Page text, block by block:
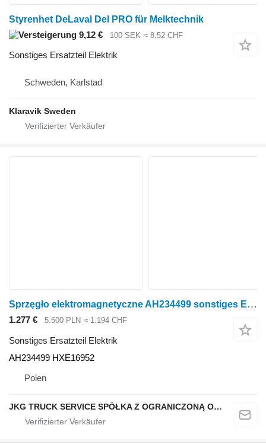
Styrenhet DeLaval Del PRO für Melktechnik
9,12 €
100 SEK ≈ 8,52 CHF
Sonstiges Ersatzteil Elektrik
Schweden, Karlstad
Klaravik Sweden
Sprzęgło elektromagnetyczne AH234499 sonstiges Ersatzteil Elektrik für John Deere T660 Getreideernter
1.277 € 5.500 PLN ≈ 1.194 CHF
Sonstiges Ersatzteil Elektrik
AH234499 HXE16952
Polen
JKG TRUCK SERVICE SPÓŁKA Z OGRANICZONĄ ODPOWIEDZIALNOŚCIĄ